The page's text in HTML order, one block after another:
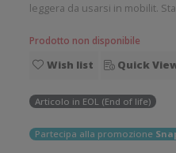
leggera da usarsi in mobilit.
mm/sec Risoluzione di stampa: 8 dot/mm Wireless: Presente
Supporto di s
Prodotto non disponibile
Wish list Quick
Articolo in EOL (End of life)
Partecipa alla promozione